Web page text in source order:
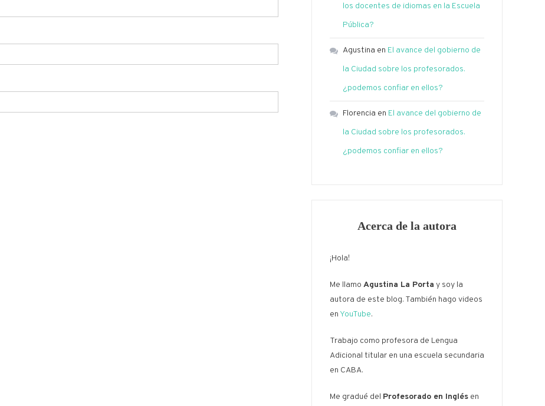
los docentes de idiomas en la Escuela
Pública?
Agustina en El avance del gobierno de
la Ciudad sobre los profesorados.
¿podemos confiar en ellos?
Florencia en El avance del gobierno de
la Ciudad sobre los profesorados.
¿podemos confiar en ellos?
Acerca de la autora
¡Hola!
Me llamo Agustina La Porta y soy la
autora de este blog. También hago videos
en YouTube.
Trabajo como profesora de Lengua
Adicional titular en una escuela secundaria
en CABA.
Me gradué del Profesorado en Inglés en